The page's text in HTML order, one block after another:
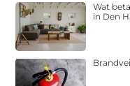
Wat
in Den